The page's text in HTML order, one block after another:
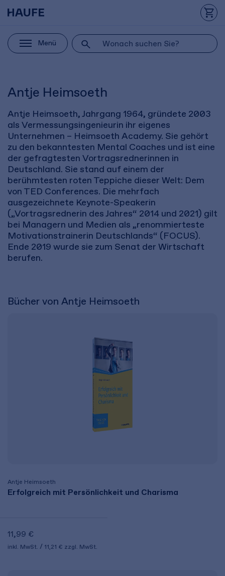
Menü
Antje Heimsoeth
Antje Heimsoeth, Jahrgang 1964, gründete 2003
als Vermessungsingenieurin ihr eigenes
Unternehmen – Heimsoeth Academy. Sie gehört
zu den bekanntesten Mental Coaches und ist eine
der gefragtesten Vortragsrednerinnen in
Deutschland. Sie stand auf einem der
berühmtesten roten Teppiche dieser Welt: Dem
von TED Conferences. Die mehrfach
ausgezeichnete Keynote-Speakerin
(„Vortragsrednerin des Jahres“ 2014 und 2021) gilt
bei Managern und Medien als „renommierteste
Motivationstrainerin Deutschlands“ (FOCUS).
Ende 2019 wurde sie zum Senat der Wirtschaft
berufen.
Bücher von Antje Heimsoeth
Antje Heimsoeth
Erfolgreich mit Persönlichkeit und Charisma
11,99 €
inkl. MwSt. 11,21 € zzgl. MwSt.